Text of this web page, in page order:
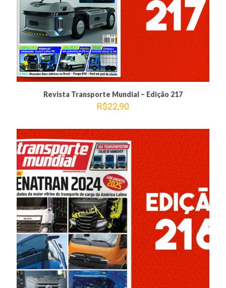
Revista Transporte Mundial – Edição 217
R$22,90